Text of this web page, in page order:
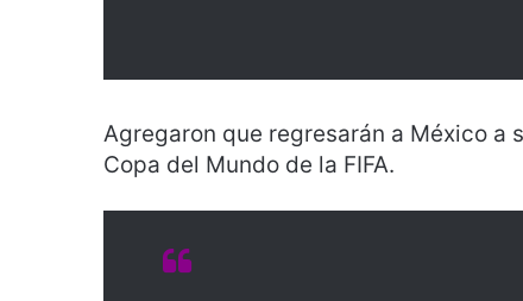
Agregaron que regresarán a México a
Copa del Mundo de la FIFA.